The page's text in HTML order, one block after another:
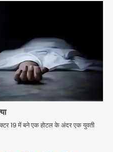
19 में बने एक होटल के अंदर एक युवती
Noida (Badalpur):
अनियंत्रित होकर घुसा
में , ड्राइवर की मौत
Review: लोकेश कनगराज की
विजुअली स्ट्राइकिंग लेकिन